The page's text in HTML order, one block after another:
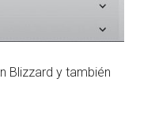
Blizzard y también